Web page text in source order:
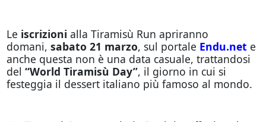
Le iscrizioni alla Tiramisù Run apriranno
domani, sabato 21 marzo, sul portale Endu.net e
anche questa non è una data casuale, trattandosi
del “World Tiramisù Day”, il giorno in cui si
festeggia il dessert italiano più famoso al mondo.